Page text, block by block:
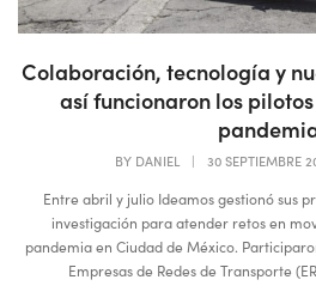
Colaboración, tecnología y
así funcionaron los
BY DANIEL | 30 SEPTIEMBRE
Entre abril y julio Ideamos gestionó sus
investigación para atender retos en
pandemia en Ciudad de México.
Empresas de Redes de Transporte